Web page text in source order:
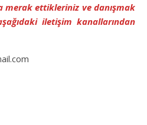
merak ettikleriniz ve danışmak
iletişim kanallarından